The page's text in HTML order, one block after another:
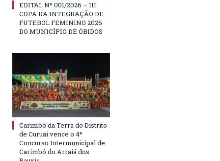
EDITAL Nº 001/2026 – III
COPA DA INTEGRAÇÃO DE
FUTEBOL FEMININO 2026
DO MUNICÍPIO DE ÓBIDOS
Carimbó da Terra do Distrito
de Curuai vence o 4º
Concurso Intermunicipal de
Carimbó do Arraiá dos